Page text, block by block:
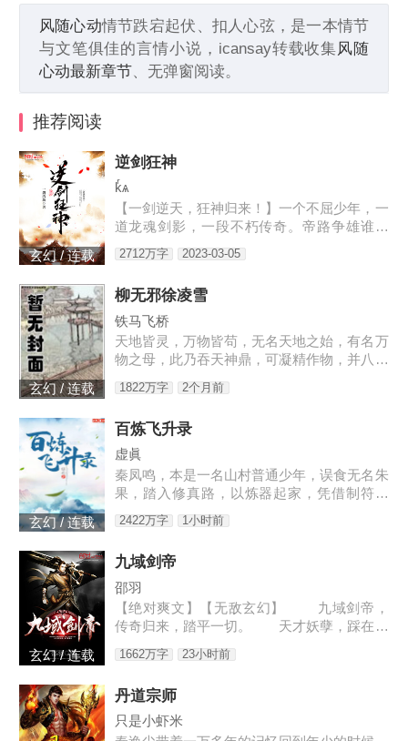
风随心动情节跌宕起伏、扣人心弦，是一本情节
与文笔俱佳的言情小说，icansay转载收集风随
心动最新章节、无弹窗阅读。
推荐阅读
玄幻 / 连载
逆剑狂神
kͬѧ
【一剑逆天，狂神归来！】一个不屈少年，一
道龙魂剑影，一段不朽传奇。帝路争雄谁为
峰，唯我林轩傲苍生！3w471-25091
2712万字 2023-03-05
玄幻 / 连载
柳无邪徐凌雪
铁马飞桥
天地皆灵，万物皆苟，无名天地之始，有名万
物之母，此乃吞天神鼎，可凝精作物，并八荒
神，踏天之路！
1822万字 2个月前
玄幻 / 连载
百炼飞升录
虚眞
秦凤鸣，本是一名山村普通少年，误食无名朱
果，踏入修真路，以炼器起家，凭借制符天
赋，只身闯荡荆棘密布的修仙界，本一切都顺
利非常，但却是有一难料之事发生在了他身
2422万字 1小时前
玄幻 / 连载
九域剑帝
邵羽
【绝对爽文】【无敌玄幻】 九域剑帝，
传奇归来，踏平一切。 天才妖孽，踩在脚
不犯人，人若犯我，灭他九族。 3w0-176
1662万字 23小时前
丹道宗师
只是小虾米